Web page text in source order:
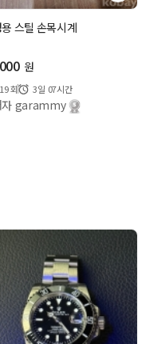
스틸 손목시계
원
19회 3일 07시간
자 garammy